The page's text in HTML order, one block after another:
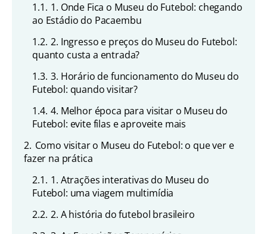
1.1. 1. Onde Fica o Museu do Futebol: chegando
ao Estádio do Pacaembu
1.2. 2. Ingresso e preços do Museu do Futebol:
quanto custa a entrada?
1.3. 3. Horário de funcionamento do Museu do
Futebol: quando visitar?
1.4. 4. Melhor época para visitar o Museu do
Futebol: evite filas e aproveite mais
2. Como visitar o Museu do Futebol: o que ver e
fazer na prática
2.1. 1. Atrações interativas do Museu do
Futebol: uma viagem multimídia
2.2. 2. A história do futebol brasileiro